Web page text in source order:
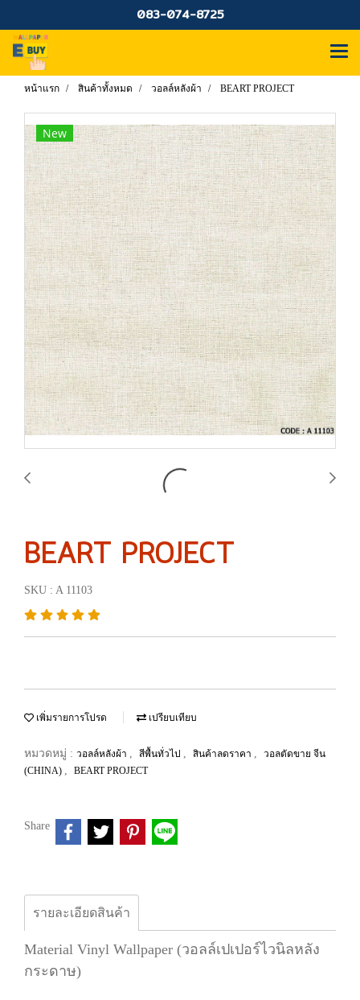
083-074-8725
หน้าแรก สินค้าทั้งหมด วอลล์หลังผ้า BEART PROJECT
New
BEART PROJECT
SKU : A 11103
เพิ่มรายการโปรด เปรียบเทียบ
หมวดหมู่ : วอลล์หลังผ้า , สีพื้นทั่วไป , สินค้าลดราคา ,
วอลตัดขาย จีน
(CHINA) , BEART PROJECT
Share
รายละเอียดสินค้า
Material Vinyl Wallpaper (วอลล์เปเปอร์ไวนิลหลัง
กระดาษ)